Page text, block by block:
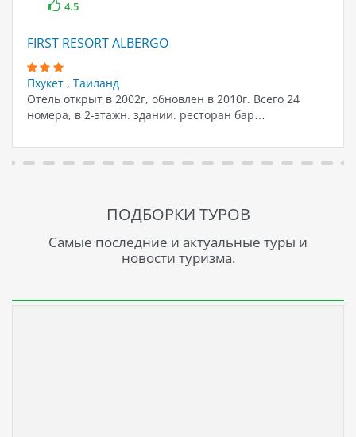
4.5
FIRST RESORT ALBERGO
Пхукет , Таиланд
Отель открыт в 2002г, обновлен в 2010г. Всего 24
номера, в 2-этажн. здании. ресторан бар…
ПОДБОРКИ ТУРОВ
Самые последние и актуальные туры и
новости туризма.